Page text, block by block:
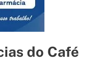
do Café